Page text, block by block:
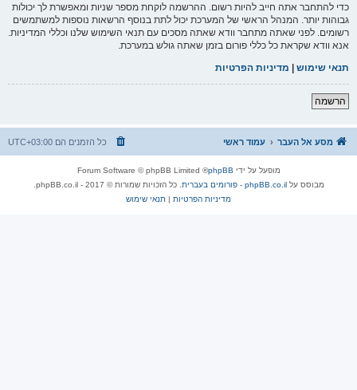
כדי להתחבר אתה חייב להיות רשום. ההרשמה לוקחת מספר שניות ומאפשרת לך יכולות
גבוהות יותר. המנהל הראשי של המערכת יכול לתת בנוסף הרשאות נוספות למשתמשים
רשומים. לפני שאתה מתחבר וודא שאתה מסכים עם תנאי השימוש שלנו וכללי המדיניות.
אנא וודא שקראת כל כללי פורום בזמן שאתה גולש במערכת.
תנאי שימוש | מדיניות הפרטיות
הרשמה
מסע אל העבר עמוד ראשי כל הזמנים הם UTC+03:00
מופעל על ידי phpBB
® Forum Software © phpBB Limited
מבוסס עלphpBB.co.il - פורומים בעברית
. כל הזכויות שמורות © 2017 - phpBB.co.il.
מדיניות הפרטיות | תנאי שימוש